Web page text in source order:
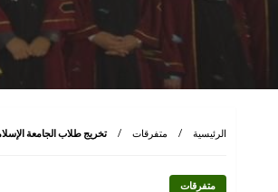
الرئيسية متفرقات تخريج طلاب الجامعة
متفرقات